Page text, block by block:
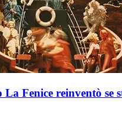
Fenice reinventò se